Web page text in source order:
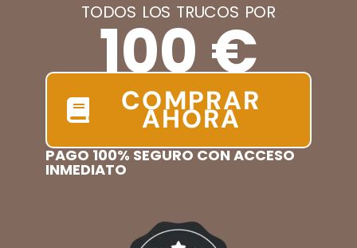
TODOS LOS TRUCOS POR
100 €
COMPRAR
AHORA
PAGO 100% SEGURO CON ACCESO
INMEDIATO